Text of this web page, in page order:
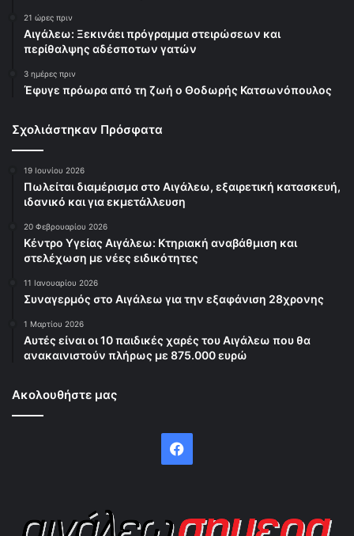
21 ώρες πριν
Αιγάλεω: Ξεκινάει πρόγραμμα στειρώσεων και
περίθαλψης αδέσποτων γατών
3 ημέρες πριν
Έφυγε πρόωρα από τη ζωή ο Θοδωρής Κατσωνόπουλος
Σχολιάστηκαν Πρόσφατα
19 Ιουνίου 2026
Πωλείται διαμέρισμα στο Αιγάλεω, εξαιρετική κατασκευή,
ιδανικό και για εκμετάλλευση
20 Φεβρουαρίου 2026
Κέντρο Υγείας Αιγάλεω: Κτηριακή αναβάθμιση και
στελέχωση με νέες ειδικότητες
11 Ιανουαρίου 2026
Συναγερμός στο Αιγάλεω για την εξαφάνιση 28χρονης
1 Μαρτίου 2026
Αυτές είναι οι 10 παιδικές χαρές του Αιγάλεω που θα
ανακαινιστούν πλήρως με 875.000 ευρώ
Ακολουθήστε μας
Facebook